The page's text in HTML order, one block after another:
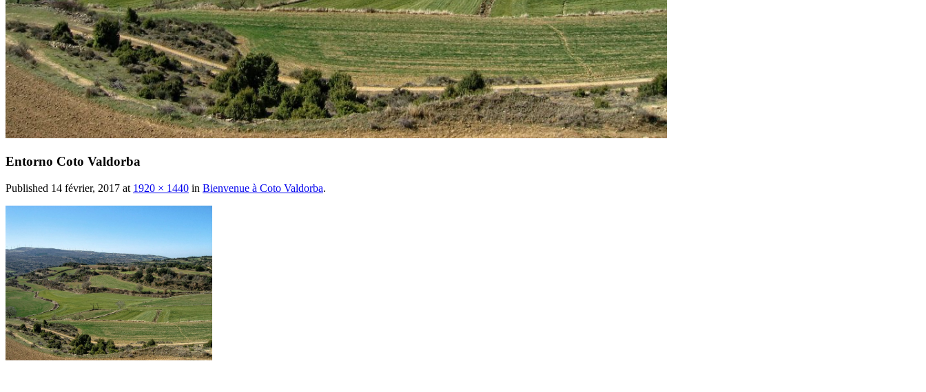
Entorno Coto Valdorba
Published 14 février, 2017 at 1920 × 1440 in Bienvenue à Coto Valdorba.